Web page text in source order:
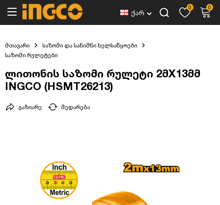
ქარ
0 0
მთავარი
საზომი და სანიშნი ხელსაწყოები
საზომი რულეტები
ლითონის საზომი რულეტი 2მX13მმ
INGCO (HSMT26213)
შედარება
გაზიარე